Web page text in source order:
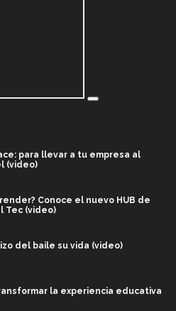
para llevar a tu empresa al
(video)
Conoce el nuevo HUB de
Tec (video)
del baile su vida (video)
la experiencia educativa